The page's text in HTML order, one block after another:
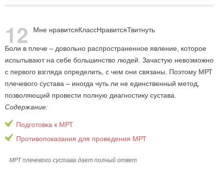
12 Мне нравитсяКлассНравитсяТвитнуть
Боли в плече – довольно распространенное явление, которое
испытывают на себе большинство людей. Зачастую невозможно
с первого взгляда определить, с чем они связаны. Поэтому МРТ
плечевого сустава – иногда чуть ли не единственный метод,
позволяющий провести полную диагностику сустава.
Содержание:
Подготовка к МРТ
Противопоказания для проведения МРТ
МРТ плечевого сустава дает полный ответ